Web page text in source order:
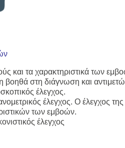
και τα χαρακτηριστικά των
βοηθά στη διάγνωση και
έλεγχος.
έλεγχος. Ο έλεγχος
των εμβοών.
έλεγχος